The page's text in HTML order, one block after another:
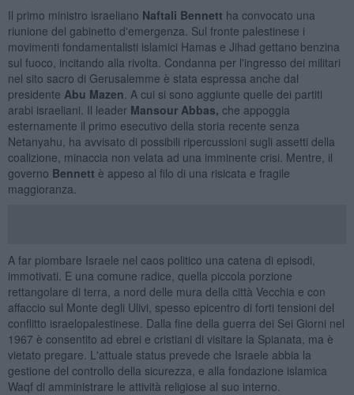
Il primo ministro israeliano Naftali Bennett ha convocato una
riunione del gabinetto d'emergenza. Sul fronte palestinese i
movimenti fondamentalisti islamici Hamas e Jihad gettano benzina
sul fuoco, incitando alla rivolta. Condanna per l'ingresso dei militari
nel sito sacro di Gerusalemme è stata espressa anche dal
presidente Abu Mazen . A cui si sono aggiunte quelle dei partiti
arabi israeliani. Il leader Mansour Abbas, che appoggia
esternamente il primo esecutivo della storia recente senza
Netanyahu, ha avvisato di possibili ripercussioni sugli assetti della
coalizione, minaccia non velata ad una imminente crisi. Mentre, il
governo Bennett è appeso al filo di una risicata e fragile
maggioranza.
A far piombare Israele nel caos politico una catena di episodi,
immotivati. E una comune radice, quella piccola porzione
rettangolare di terra, a nord delle mura della città Vecchia e con
affaccio sul Monte degli Ulivi, spesso epicentro di forti tensioni del
conflitto israelopalestinese. Dalla fine della guerra dei Sei Giorni nel
1967 è consentito ad ebrei e cristiani di visitare la Spianata, ma è
vietato pregare. L'attuale status prevede che Israele abbia la
gestione del controllo della sicurezza, e alla fondazione islamica
Waqf di amministrare le attività religiose al suo interno.